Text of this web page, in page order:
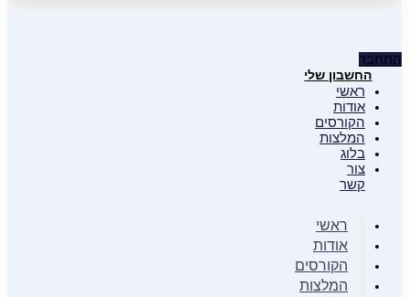
התחבר
החשבון שלי
ראשי
אודות
הקורסים
המלצות
בלוג
צור
קשר
ראשי
אודות
הקורסים
המלצות